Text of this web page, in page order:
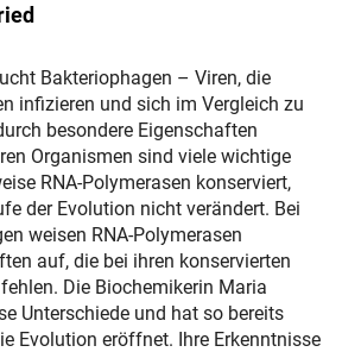
Bakteriophagen – Viren, die
infizieren und sich im Vergleich zu
besondere Eigenschaften
Organismen sind viele wichtige
RNA-Polymerasen konserviert,
der Evolution nicht verändert. Bei
weisen RNA-Polymerasen
auf, die bei ihren konservierten
Die Biochemikerin Maria
Unterschiede und hat so bereits
Evolution eröffnet. Ihre Erkenntnisse